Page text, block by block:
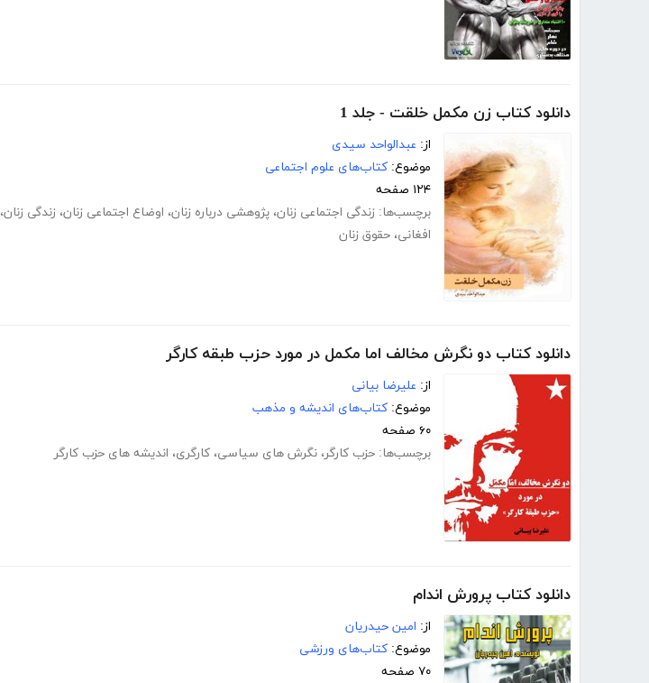
دانلود کتاب زن مکمل خلقت - جلد 1
از: عبدالواحد سیدی
موضوع: کتاب‌های علوم اجتماعی
۱۲۴ صفحه
برچسب‌ها: زندگی اجتماعی زنان، پژوهشی درباره زنان، اوضاع اجتماعی زنان، زندگی زنان،
افغانی، حقوق زنان
دانلود کتاب دو نگرش مخالف اما مکمل در مورد حزب طبقه کارگر
از: علیرضا بیانی
موضوع: کتاب‌های اندیشه و مذهب
۶۰ صفحه
برچسب‌ها: حزب کارگر، نگرش های سیاسی، کارگری، اندیشه های حزب کارگر
دانلود کتاب پرورش اندام
از: امین حیدریان
موضوع: کتاب‌های ورزشی
۷۰ صفحه